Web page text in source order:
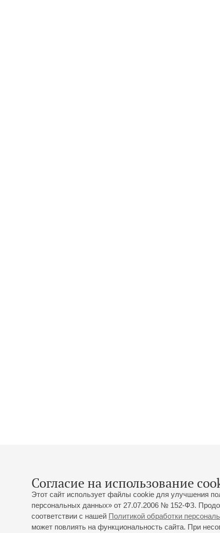
Согласие на использование
Этот сайт использует файлы cookie для улучшения
персональных данных» от 27.07.2006 № 152-ФЗ.
соответствии с нашей Политикой обработки
может повлиять на функциональность сайта. При